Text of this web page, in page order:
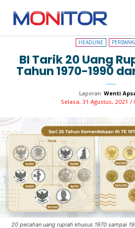
HEADLINE PERBANKAN
HEADLINE
BI Tarik 20 Uang
Tahun 1970-1990
Laporan: Wenti
Selasa, 31 Agustus, 2021 /
20 pecahan uang rupiah khusus 1970 sampai